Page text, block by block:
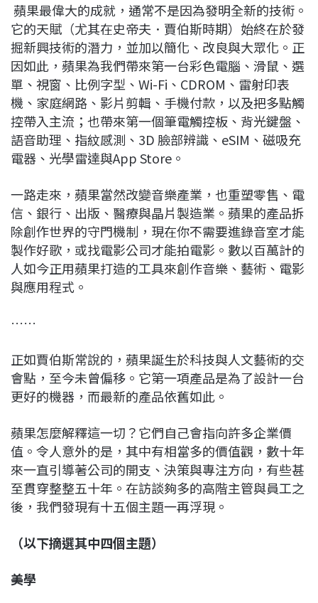
蘋果最偉大的成就，通常不是因為發明全新的技術。
它的天賦（尤其在史帝夫．賈伯斯時期）始終在於發
掘新興技術的潛力，並加以簡化、改良與大眾化。正
因如此，蘋果為我們帶來第一台彩色電腦、滑鼠、選
單、視窗、比例字型、Wi-Fi、CDROM、雷射印表
機、家庭網路、影片剪輯、手機付款，以及把多點觸
控帶入主流；也帶來第一個筆電觸控板、背光鍵盤、
語音助理、指紋感測、3D 臉部辨識、eSIM、磁吸充
電器、光學雷達與App Store。
一路走來，蘋果當然改變音樂產業，也重塑零售、電
信、銀行、出版、醫療與晶片製造業。蘋果的產品拆
除創作世界的守門機制，現在你不需要進錄音室才能
製作好歌，或找電影公司才能拍電影。數以百萬計的
人如今正用蘋果打造的工具來創作音樂、藝術、電影
與應用程式。
……
正如賈伯斯常說的，蘋果誕生於科技與人文藝術的交
會點，至今未曾偏移。它第一項產品是為了設計一台
更好的機器，而最新的產品依舊如此。
蘋果怎麼解釋這一切？它們自己會指向許多企業價
值。令人意外的是，其中有相當多的價值觀，數十年
來一直引導著公司的開支、決策與專注方向，有些甚
至貫穿整整五十年。在訪談夠多的高階主管與員工之
後，我們發現有十五個主題一再浮現。
（以下摘選其中四個主題）
美學